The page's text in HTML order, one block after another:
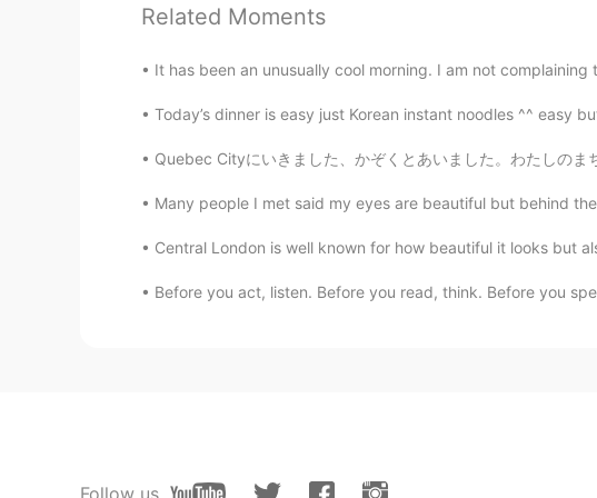
Comments
@Jenny それなーーー
JP KR
平日はどこも空いててお得感あるよね〜💕
Related Moments
It has been an unusually cool morning. I am not
Today’s dinner is easy just Korean instant noodles ^^ easy
Quebec Cityにいきました、かぞくとあいました。わたしのまちから三じかんでさ。Quebecはちょうきれ
Many people I met said my eyes are beautiful but behind
Central London is well known for how beautiful it looks but
Before you act, listen. Before you read, think. Before you
Follow us